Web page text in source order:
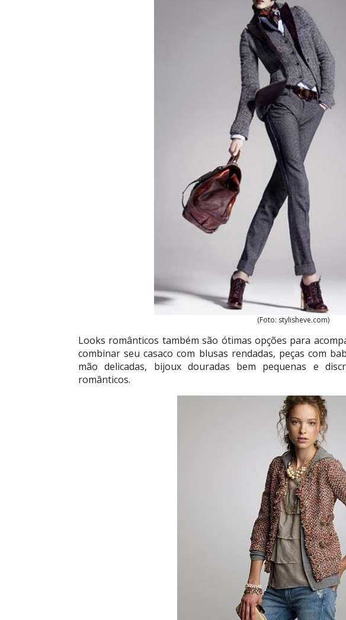
(Foto: stylisheve.com)
Looks românticos também são ótimas opções para
combinar seu casaco com blusas rendadas, peças com
mão delicadas, bijoux douradas bem pequenas e
românticos.